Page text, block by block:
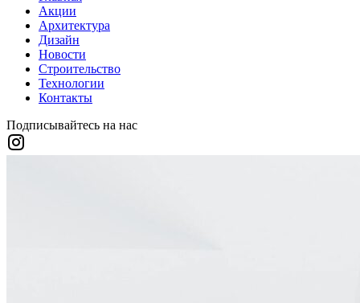
Акции
Архитектура
Дизайн
Новости
Строительство
Технологии
Контакты
Подписывайтесь на нас